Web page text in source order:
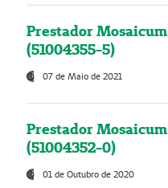
Prestador
(51004355-5)
07 de Maio de 2021
Prestador
(51004352-0)
01 de Outubro de 2020